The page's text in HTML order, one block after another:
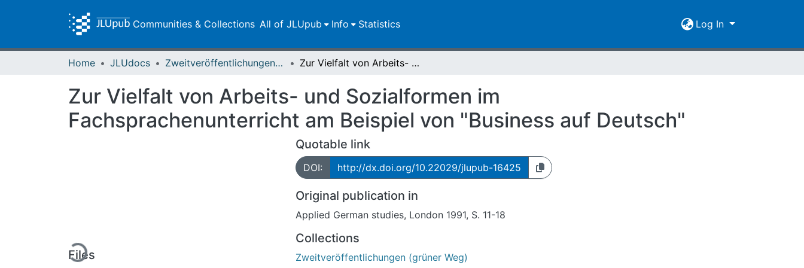
Communities & Collections All of JLUpub Info Statistics Log In
Home JLUdocs Zweitveröffentlichungen (grüner Weg) Zur Vielfalt von Arbeits- und Sozialformen im Fachsprachenunterricht am Beispiel von "Business auf Deutsch"
Zur Vielfalt von Arbeits- und Sozialformen im
Fachsprachenunterricht am Beispiel von "Business auf Deutsch"
Loading...
Files
Quotable link
DOI: http://dx.doi.org/10.22029/jlupub-16425
Original publication in
Applied German studies, London 1991, S. 11-18
Collections
Zweitveröffentlichungen (grüner Weg)